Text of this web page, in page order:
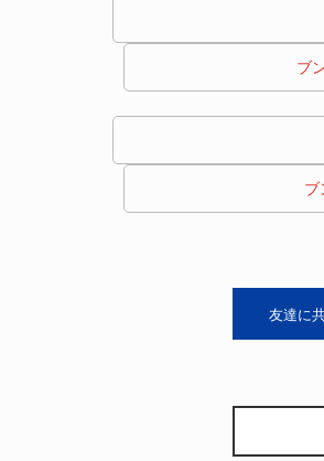
ブ
ブ
友達に